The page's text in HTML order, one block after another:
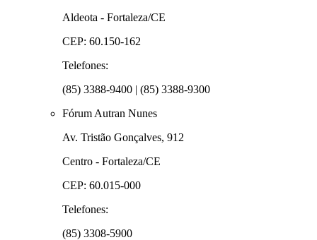
Aldeota - Fortaleza/CE
CEP: 60.150-162
Telefones:
(85) 3388-9400 | (85) 3388-9300
Fórum Autran Nunes
Av. Tristão Gonçalves, 912
Centro - Fortaleza/CE
CEP: 60.015-000
Telefones:
(85) 3308-5900